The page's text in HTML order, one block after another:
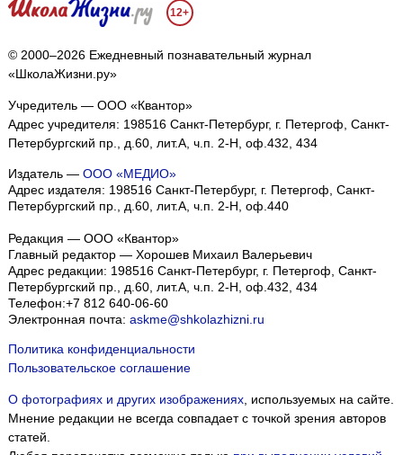
12+
© 2000–2026 Ежедневный познавательный журнал
«ШколаЖизни.ру»
Учредитель — ООО «Квантор»
Адрес учредителя: 198516 Санкт-Петербург, г. Петергоф, Санкт-
Петербургский пр., д.60, лит.А, ч.п. 2-Н, оф.432, 434
Издатель — ООО «МЕДИО»
Адрес издателя: 198516 Санкт-Петербург, г. Петергоф, Санкт-
Петербургский пр., д.60, лит.А, ч.п. 2-Н, оф.440
Редакция — ООО «Квантор»
Главный редактор — Хорошев Михаил Валерьевич
Адрес редакции: 198516 Санкт-Петербург, г. Петергоф Санкт-
Петербургский пр., д.60, лит.А, ч.п. 2-Н, оф.432, 434
Телефон:+7 812 640-06-60
Электронная почта: askme@shkolazhizni.ru
Политика конфиденциальности
Пользовательское соглашение
О фотографиях и других изображениях, используемых на сайте.
Мнение редакции не всегда совпадает с точкой зрения авторов
статей.